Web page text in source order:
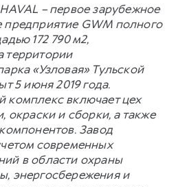
– первое зарубежное
предприятие GWM полного
172 790 м2,
территории
«Узловая» Тульской
5 июня 2019 года.
комплекс включает цех
окраски и сборки, а также
Завод
современных
в области охраны
энергосбережения и